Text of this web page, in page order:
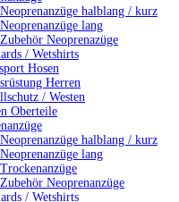
Neoprenanzüge halblang / kurz
Neoprenanzüge lang
Zubehör Neoprenazüge
/ Wetshirts
Hosen
Herren
/ Westen
Oberteile
Neoprenanzüge halblang / kurz
Neoprenanzüge lang
Trockenanzüge
Zubehör Neoprenanzüge
/ Wetshirts